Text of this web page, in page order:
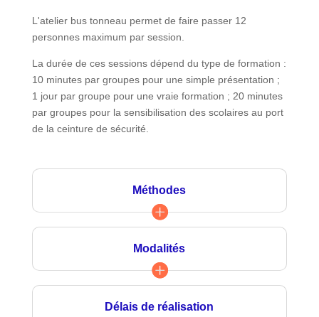
L'atelier bus tonneau permet de faire passer 12
personnes maximum par session.
La durée de ces sessions dépend du type de formation :
10 minutes par groupes pour une simple présentation ;
1 jour par groupe pour une vraie formation ; 20 minutes
par groupes pour la sensibilisation des scolaires au port
de la ceinture de sécurité.
Méthodes
Modalités
Délais de réalisation